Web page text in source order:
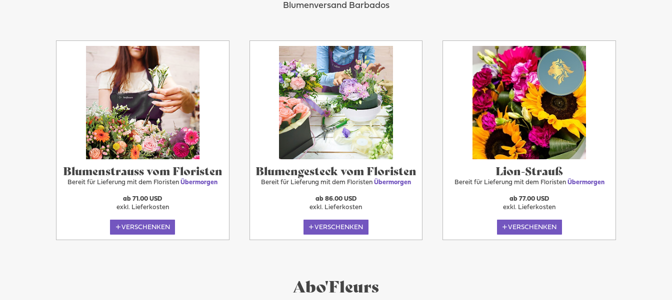
Blumenversand Barbados
Blumenstrauss vom Floristen
Bereit für Lieferung mit dem FloristenÜbermorgen
ab 71.00 USD
exkl. Lieferkosten
VERSCHENKEN
Blumengesteck vom Floristen
Bereit für Lieferung mit dem Floristen Übermorgen
ab 86.00 USD
exkl. Lieferkosten
VERSCHENKEN
Lion-Strauß
Bereit für Lieferung mit dem Floristen Übermorgen
ab 77.00 USD
exkl. Lieferkosten
VERSCHENKEN
Abo'Fleurs